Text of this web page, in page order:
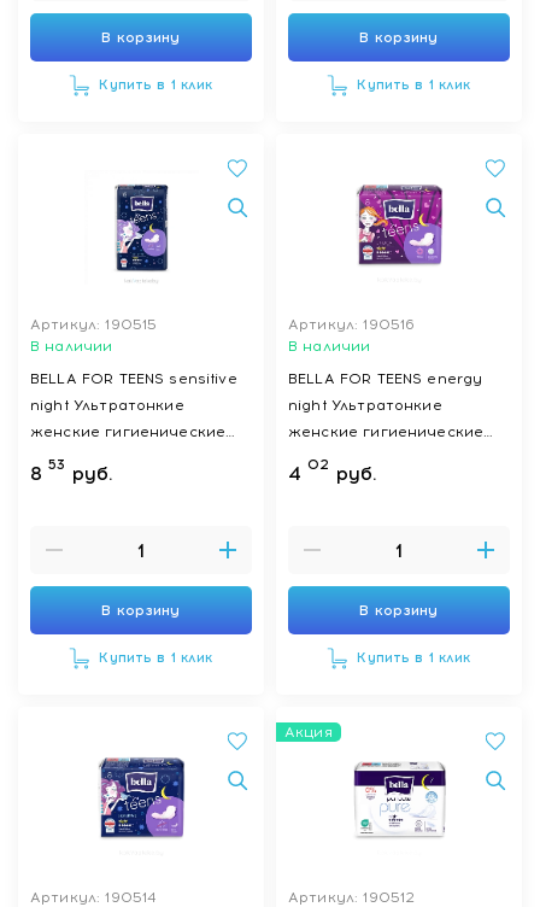
В корзину
Купить в 1 клик
В корзину
Купить в 1 клик
Артикул: 190515
В наличии
BELLA FOR TEENS sensitive
night Ультратонкие
женские гигиенические
впитывающие прокладки
(БЕЛЛА ФОР ТИНС
8 53 руб.
В корзину
Купить в 1 клик
Артикул: 190516
В наличии
BELLA FOR TEENS energy
night Ультратонкие
женские гигиенические
впитывающие прокладки
(БЕЛЛА ФОР ТИНС
4 02 руб.
В корзину
Купить в 1 клик
Артикул: 190514
Акция
Артикул: 190512